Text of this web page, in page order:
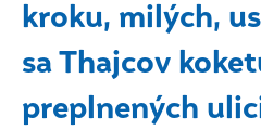
kroku, milých,
sa Thajcov
preplnených